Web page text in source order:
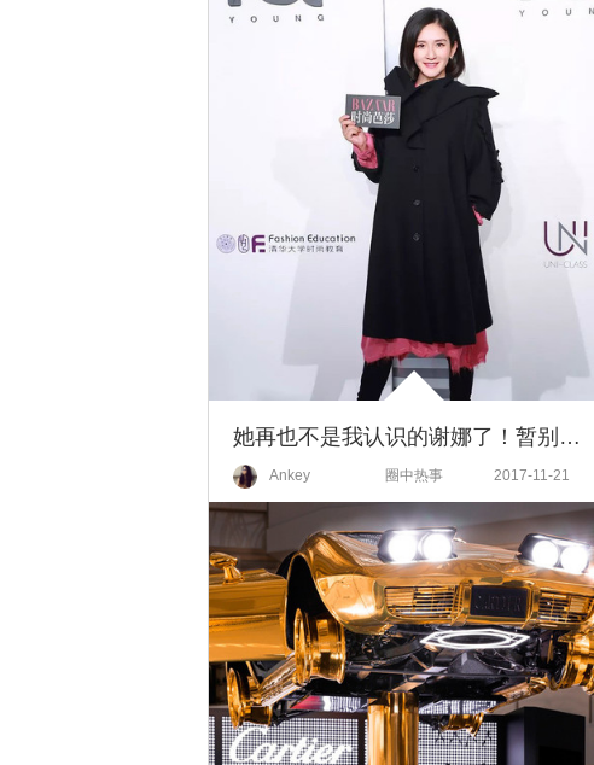
她再也不是我认识的谢娜了！暂别《快本》却做了一件这样的事！
Ankey 圈中热事 2017-11-21